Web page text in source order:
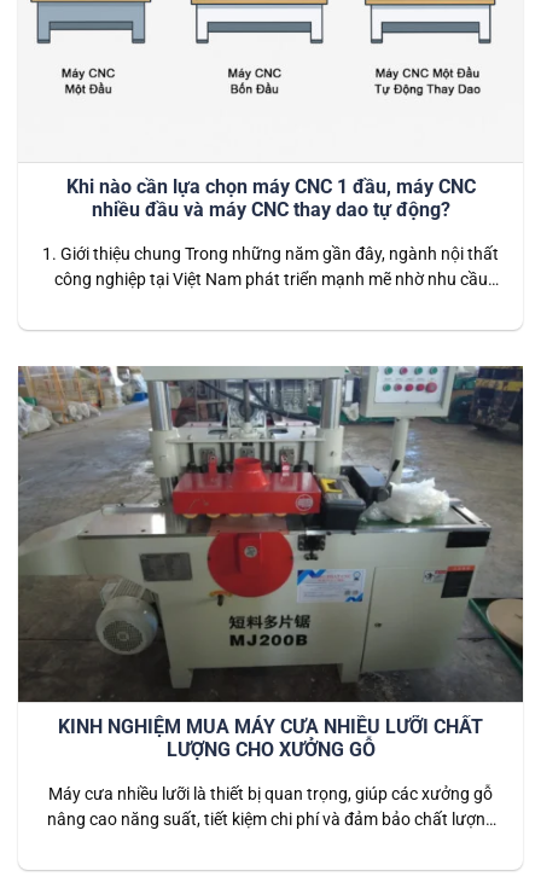
Khi nào cần lựa chọn máy CNC 1 đầu, máy CNC
nhiều đầu và máy CNC thay dao tự động?
1. Giới thiệu chung Trong những năm gần đây, ngành nội thất
công nghiệp tại Việt Nam phát triển mạnh mẽ nhờ nhu cầu
càng cao. Song song với đó, công nghệ sản xuất cũng thay
KINH NGHIỆM MUA MÁY CƯA NHIỀU LƯỠI CHẤT
LƯỢNG CHO XƯỞNG GỖ
Máy cưa nhiều lưỡi là thiết bị quan trọng, giúp các xưởng gỗ
nâng cao năng suất, tiết kiệm chi phí và đảm bảo chất lượng
không phải dễ — bạn cần nắm rõ các tiêu chí quan trọng